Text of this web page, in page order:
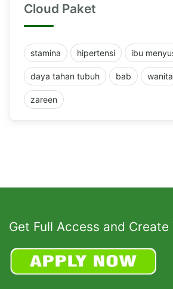
Cloud Paket
stamina hipertensi ibu
daya tahan tubuh bab wanita
zareen
Get Full Access and